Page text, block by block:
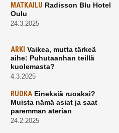
MATKAILU Radisson Blu Hotel
Oulu
24.3.2025
ARKI Vaikea, mutta tärkeä
aihe: Puhutaanhan teillä
kuolemasta?
4.3.2025
RUOKAEineksiä ruoaksi?
Muista nämä asiat ja saat
paremman aterian
24.2.2025